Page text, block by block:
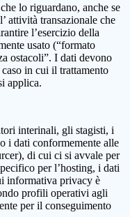
lo riguardano, anche se
attività transazionale che
l’esercizio della
usato (“formato
ostacoli”. I dati devono
in cui il trattamento
applica.
interinali, gli stagisti, i
i dati conformemente alle
di cui ci si avvale per
per l’hosting, i dati
informativa privacy è
profili operativi agli
per il conseguimento